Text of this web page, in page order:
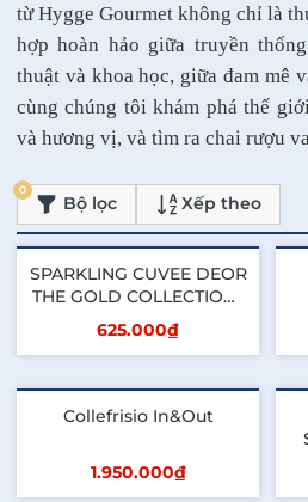
từ Hygge Gourmet không chỉ là
hợp hoàn hảo giữa truyền
thuật và khoa học, giữa đam mê
cùng chúng tôi khám phá thế
và hương vị, và tìm ra chai rượu
Bộ lọc
0
Xếp theo
SPARKLING CUVEE DEOR
THE GOLD COLLECTION ,
GOLD
625.000₫
Collefrisio In&Out
1.950.000₫